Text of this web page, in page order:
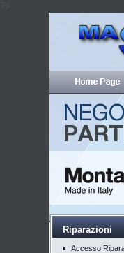
Riparazioni
Accesso